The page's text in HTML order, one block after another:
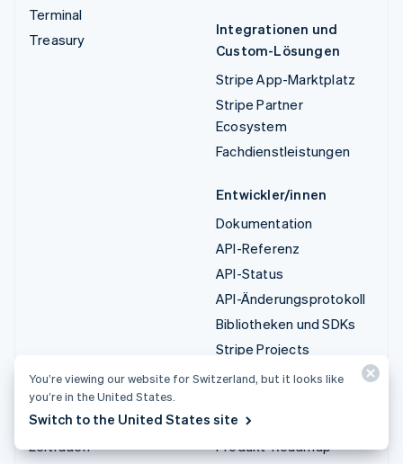
Terminal
Treasury
Integrationen und
Custom-Lösungen
Stripe App-Marktplatz
Stripe Partner
Ecosystem
Fachdienstleistungen
Entwickler/innen
Dokumentation
API-Referenz
API-Status
API-Änderungsprotokoll
Bibliotheken und SDKs
Stripe Projects
Entwickler-Blog
Ressourcen
Leitfäden
Unternehmen
Produkt-Roadmap
You’re viewing our website for Switzerland, but it looks like
you’re in the United States.
Switch to the United States site